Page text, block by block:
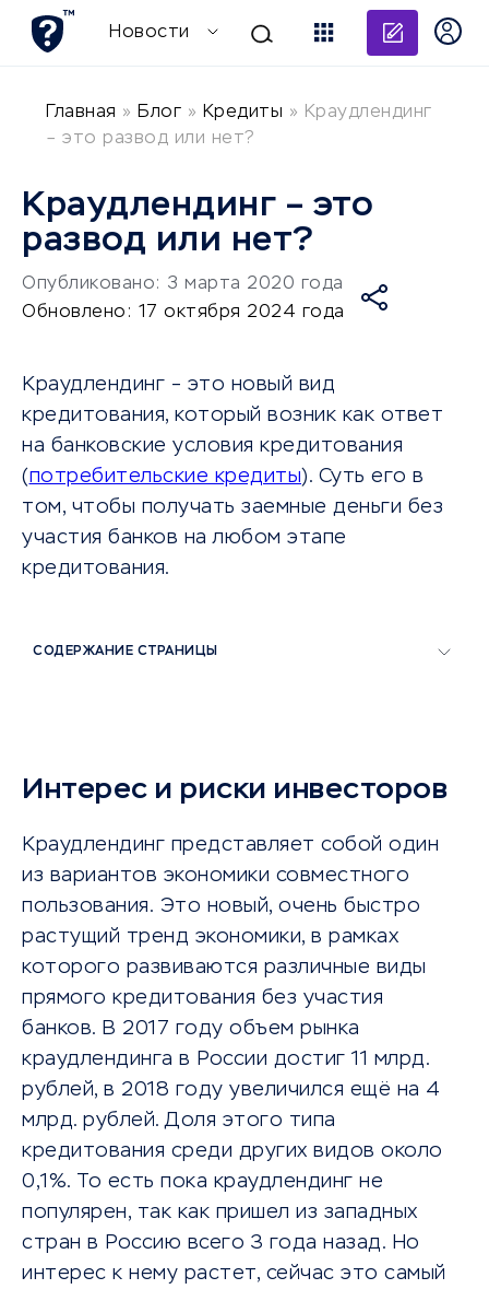
Новости
Главная » Блог » Кредиты » Краудлендинг
– это развод или нет?
Краудлендинг – это
развод или нет?
Опубликовано: 3 марта 2020 года
Обновлено: 17 октября 2024 года
Краудлендинг – это новый вид
кредитования, который возник как ответ
на банковские условия кредитования
(потребительские кредиты). Суть его в
том, чтобы получать заемные деньги без
участия банков на любом этапе
кредитования.
СОДЕРЖАНИЕ СТРАНИЦЫ
Интерес и риски инвесторов
Краудлендинг представляет собой один
из вариантов экономики совместного
пользования. Это новый, очень быстро
растущий тренд экономики, в рамках
которого развиваются различные виды
прямого кредитования без участия
банков. В 2017 году объем рынка
краудлендинга в России достиг 11 млрд.
рублей, в 2018 году увеличился ещё на 4
млрд. рублей. Доля этого типа
кредитования среди других видов около
0,1%. То есть пока краудлендинг не
популярен, так как пришел из западных
стран в Россию всего 3 года назад. Но
интерес к нему растет, сейчас это самый